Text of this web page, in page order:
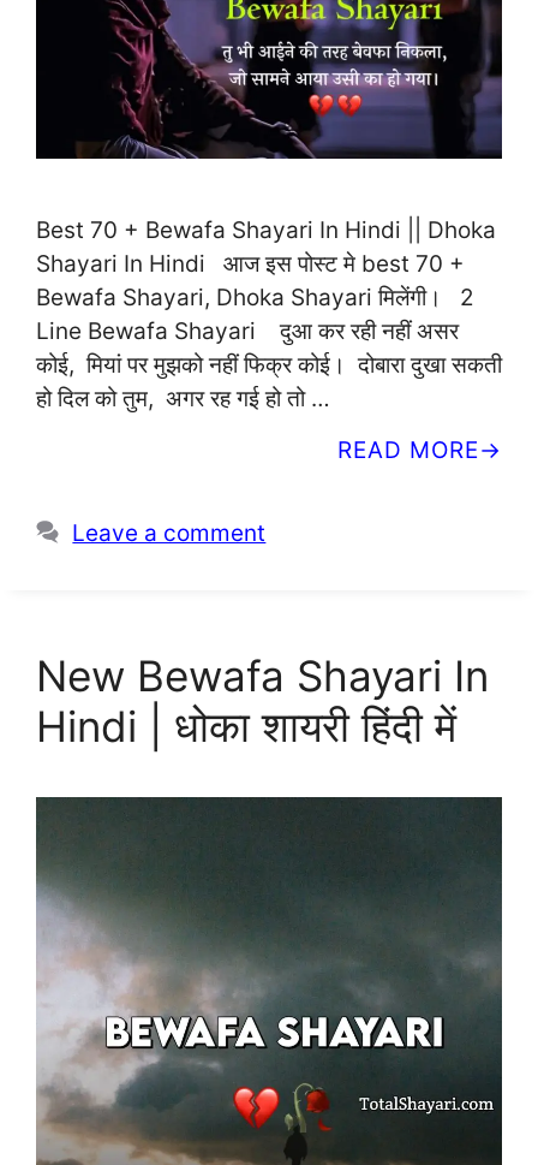
Best 70 + Bewafa Shayari In Hindi || Dhoka
Shayari In Hindi आज इस पोस्ट मे best 70 +
Bewafa Shayari, Dhoka Shayari मिलेंगी। 2
Line Bewafa Shayari दुआ कर रही नहीं असर
कोई, मियां पर मुझको नहीं फिक्र कोई। दोबारा दुखा सकती
हो दिल को तुम, अगर रह गई हो तो …
READ MORE
Leave a comment
New Bewafa Shayari In
Hindi | धोका शायरी हिंदी में